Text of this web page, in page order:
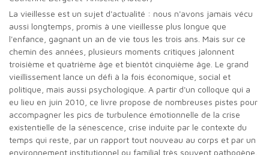
La vieillesse est un sujet d'actualité : nous n'avons jamais vécu
aussi longtemps, promis à une vieillesse plus longue que
l'enfance, gagnant un an de vie tous les trois ans. Mais sur ce
chemin des années, plusieurs moments critiques jalonnent
troisième et quatrième âge et bientôt cinquième âge. Le grand
vieillissement lance un défi à la fois économique, social et
politique, mais aussi psychologique. A partir d'un colloque qui a
eu lieu en juin 2010, ce livre propose de nombreuses pistes pour
accompagner les pics de turbulence émotionnelle de la crise
existentielle de la sénescence, crise induite par le contexte du
temps qui reste, par un rapport tout nouveau au corps et par un
environnement institutionnel ou familial très souvent pathogène.